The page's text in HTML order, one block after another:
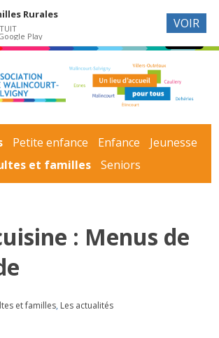
Petite enfance Enfance
Jeunesse
et familles Seniors
: Menus de
et familles, Les actualités
Rurales
Play
VOIR